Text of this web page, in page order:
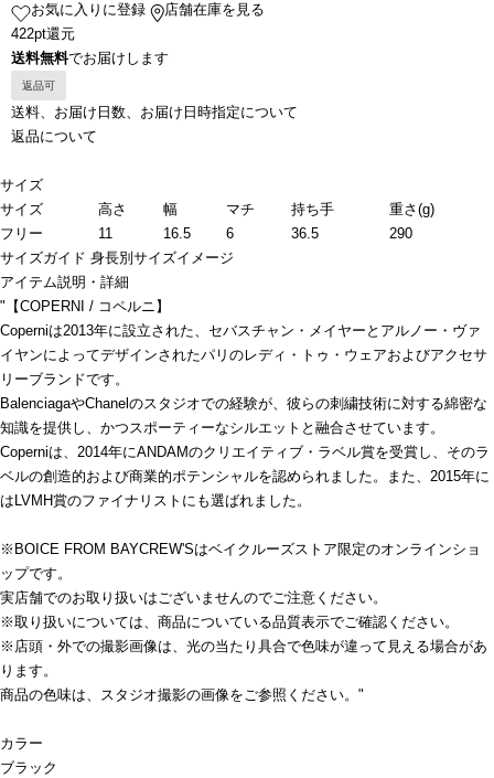
お気に入りに登録
店舗在庫を見る
422pt還元
送料無料でお届けします
返品可
送料、お届け日数、お届け日時指定について
返品について
サイズ
サイズ
高さ 幅 マチ 持ち手
重さ(g)
フリー
11 16.5 6 36.5
290
サイズガイド 身長別サイズイメージ
アイテム説明・詳細
"【COPERNI / コペルニ】
Coperniは2013年に設立された、セバスチャン・メイヤーとアルノー・ヴァ
イヤンによってデザインされたパリのレディ・トゥ・ウェアおよびアクセサ
リーブランドです。
BalenciagaやChanelのスタジオでの経験が、彼らの刺繍技術に対する綿密な
知識を提供し、かつスポーティーなシルエットと融合させています。
Coperniは、2014年にANDAMのクリエイティブ・ラベル賞を受賞し、そのラ
ベルの創造的および商業的ポテンシャルを認められました。また、2015年に
はLVMH賞のファイナリストにも選ばれました。
※BOICE FROM BAYCREW'Sはベイクルーズストア限定のオンラインショ
ップです。
実店舗でのお取り扱いはございませんのでご注意ください。
※取り扱いについては、商品についている品質表示でご確認ください。
※店頭・外での撮影画像は、光の当たり具合で色味が違って見える場合があ
ります。
商品の色味は、スタジオ撮影の画像をご参照ください。"
カラー
ブラック